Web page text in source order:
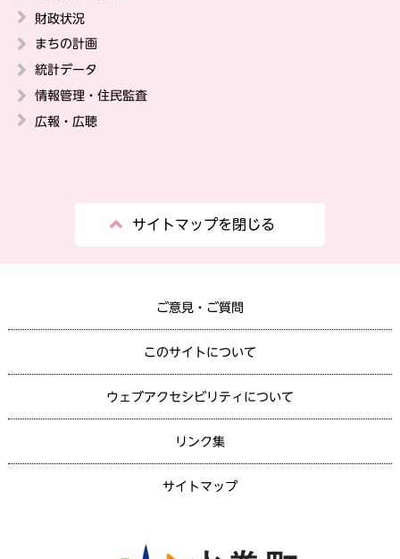
財政状況
まちの計画
統計データ
情報管理・住民監査
広報・広聴
サイトマップを閉じる
ご意見・ご質問
このサイトについて
ウェブアクセシビリティについて
リンク集
サイトマップ